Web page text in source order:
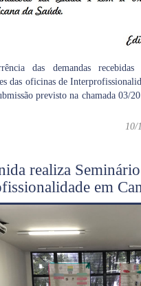
das demandas
das oficinas de
previsto na chamada 03/
10/
realiza
em